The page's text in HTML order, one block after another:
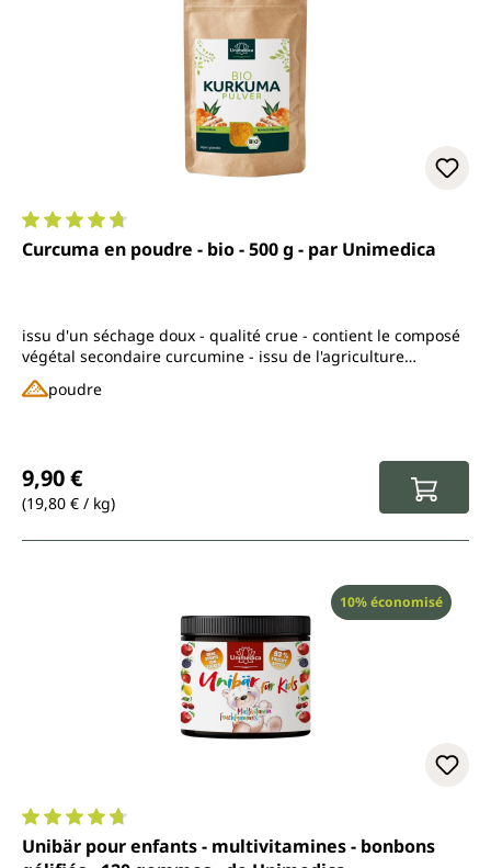
Note moyenne de 4.8 sur 5 étoiles
Curcuma en poudre - bio - 500 g - par Unimedica
issu d'un séchage doux - qualité crue - contient le composé
végétal secondaire curcumine - issu de l'agriculture
biologique contrôlée
poudre
9,90 €
(19,80 € / kg)
Réduction
10% économisé
Note moyenne de 4.8 sur 5 étoiles
Unibär pour enfants - multivitamines - bonbons